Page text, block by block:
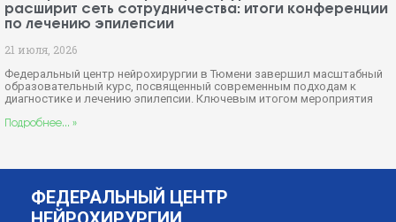
расширит сеть сотрудничества: итоги конференции
по лечению эпилепсии
21 июля, 2026
Федеральный центр нейрохирургии в Тюмени завершил масштабный
образовательный курс, посвященный современным подходам к
диагностике и лечению эпилепсии. Ключевым итогом мероприятия
Подробнее... »
ФЕДЕРАЛЬНЫЙ ЦЕНТР